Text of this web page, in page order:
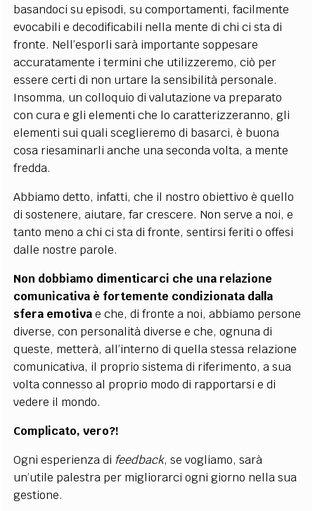
basandoci su episodi, su comportamenti, facilmente
evocabili e decodificabili nella mente di chi ci sta di
fronte. Nell’esporli sarà importante soppesare
accuratamente i termini che utilizzeremo, ciò per
essere certi di non urtare la sensibilità personale.
Insomma, un colloquio di valutazione va preparato
con cura e gli elementi che lo caratterizzeranno, gli
elementi sui quali sceglieremo di basarci, è buona
cosa riesaminarli anche una seconda volta, a mente
fredda.
Abbiamo detto, infatti, che il nostro obiettivo è quello
di sostenere, aiutare, far crescere. Non serve a noi, e
tanto meno a chi ci sta di fronte, sentirsi feriti o offesi
dalle nostre parole.
Non dobbiamo dimenticarci che una relazione
comunicativa è fortemente condizionata dalla
sfera emotivae che, di fronte a noi, abbiamo persone
diverse, con personalità diverse e che, ognuna di
queste, metterà, all’interno di quella stessa relazione
comunicativa, il proprio sistema di riferimento, a sua
volta connesso al proprio modo di rapportarsi e di
vedere il mondo.
Complicato, vero?!
Ogni esperienza di feedback, se vogliamo, sarà
un’utile palestra per migliorarci ogni giorno nella sua
gestione.